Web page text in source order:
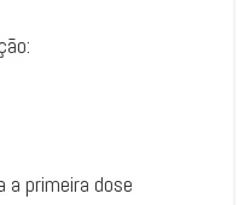
a primeira dose